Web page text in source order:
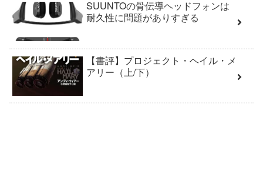
SUUNTOの骨伝導ヘッドフォンは
耐久性に問題がありすぎる
【書評】プロジェクト・ヘイル・メ
アリー（上/下）